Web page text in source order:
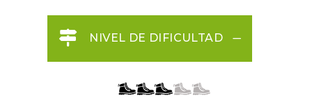
NIVEL DE DIFICULTAD